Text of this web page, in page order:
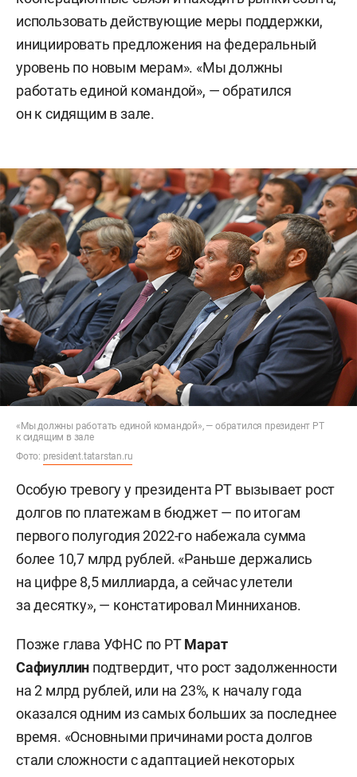
использовать действующие меры поддержки,
инициировать предложения на федеральный
уровень по новым мерам». «Мы должны
работать единой командой», — обратился
он к сидящим в зале.
«Мы должны работать единой командой», — обратился президент РТ
к сидящим в зале
Фото: president.tatarstan.ru
Особую тревогу у президента РТ вызывает рост
долгов по платежам в бюджет — по итогам
первого полугодия 2022-го набежала сумма
более 10,7 млрд рублей. «Раньше держались
на цифре 8,5 миллиарда, а сейчас улетели
за десятку», — констатировал Минниханов.
Позже глава УФНС по РТМарат
Сафиуллин подтвердит, что рост задолженности
на 2 млрд рублей, или на 23%, к началу года
оказался одним из самых больших за последнее
время. «Основными причинами роста долгов
стали сложности с адаптацией некоторых